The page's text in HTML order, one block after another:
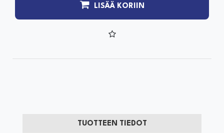
LISÄÄ KORIIN
TUOTTEEN TIEDOT